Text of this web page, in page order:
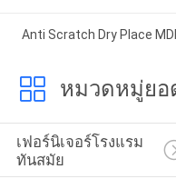
Anti Scratch Dry Place
หมวดหมู่ยอ
เฟอร์นิเจอร์โรงแรม
ทันสมัย